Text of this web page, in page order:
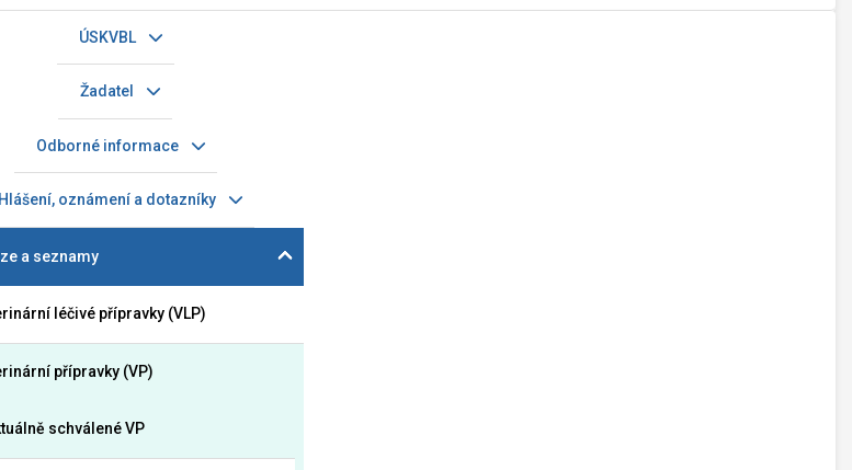
ÚSKVBL
Žadatel
Odborné informace
Hlášení, oznámení a dotazníky
a seznamy
léčivé přípravky (VLP)
přípravky (VP)
schválené VP